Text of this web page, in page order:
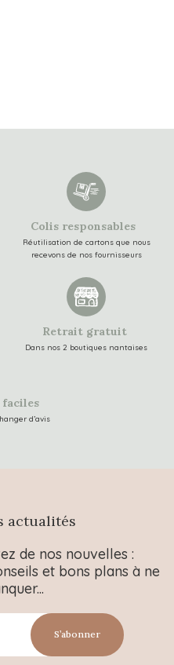
Colis responsables
Réutilisation de cartons que nous
recevons de nos fournisseurs
Retrait gratuit
Dans nos 2 boutiques nantaises
faciles
d’avis
actualités
de nos nouvelles :
et bons plans à ne
S’abonner